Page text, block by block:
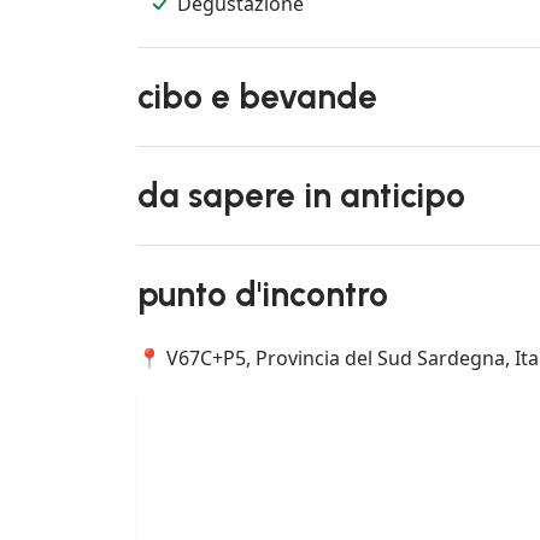
cibo e bevande
da sapere in anticipo
punto d'incontro
📍 V67C+P5, Provincia del Sud Sardegna,